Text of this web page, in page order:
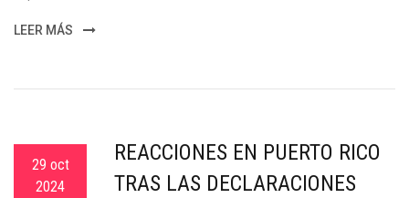
LEER MÁS
29 oct
2024
REACCIONES EN PUERTO RICO
TRAS LAS DECLARACIONES